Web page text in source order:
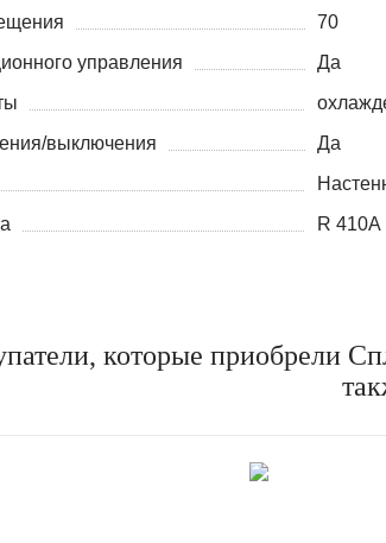
70
управления
Да
выключения
Да
R 410A
которые приобрели